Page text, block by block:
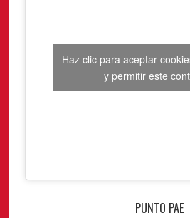
Haz clic para aceptar
y permitir este
PUNTO PAE